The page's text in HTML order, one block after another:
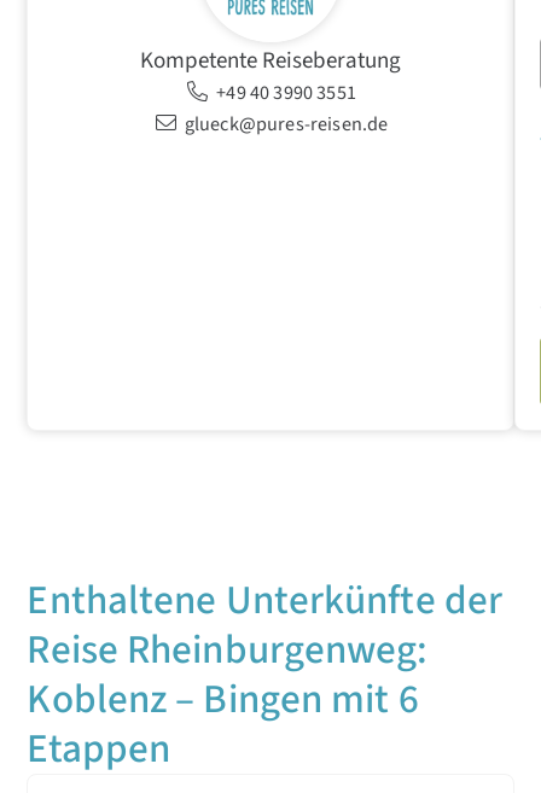
Kompetente Reiseberatung
+49 40 3990 3551
glueck@pures-reisen.de
Enthaltene Unterkünfte der
Reise Rheinburgenweg:
Koblenz – Bingen mit 6
Etappen